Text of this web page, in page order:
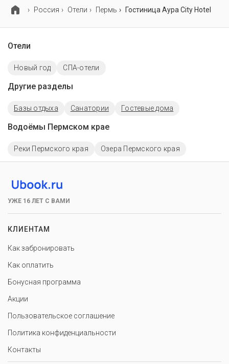
Россия Отели Пермь Гостиница Аура City Hotel
Отели
Новый год СПА-отели
Другие разделы
Базы отдыха Санатории Гостевые дома
Водоёмы Пермском крае
Реки Пермского края Озера Пермского края
УЖЕ 16 ЛЕТ С ВАМИ
КЛИЕНТАМ
Как забронировать
Как оплатить
Бонусная программа
Акции
Пользовательское соглашение
Политика конфиденциальности
Контакты